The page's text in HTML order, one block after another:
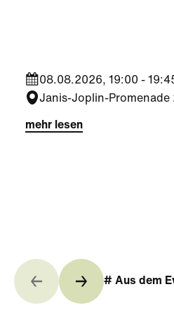
08.08.2026, 19:00 -
Janis-Joplin-Promenade
mehr lesen
# Aus dem